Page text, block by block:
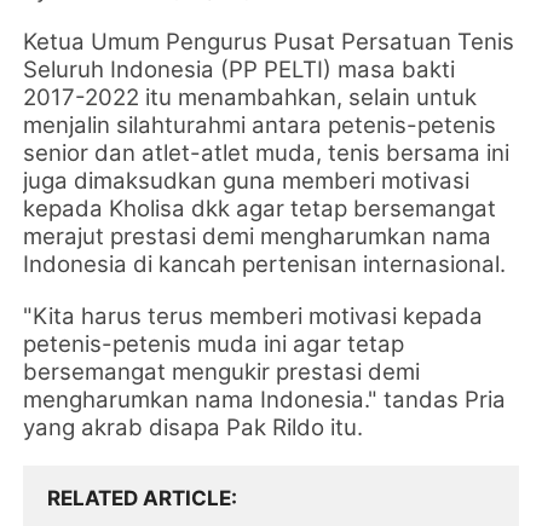
Ketua Umum Pengurus Pusat Persatuan Tenis
Seluruh Indonesia (PP PELTI) masa bakti
2017-2022 itu menambahkan, selain untuk
menjalin silahturahmi antara petenis-petenis
senior dan atlet-atlet muda, tenis bersama ini
juga dimaksudkan guna memberi motivasi
kepada Kholisa dkk agar tetap bersemangat
merajut prestasi demi mengharumkan nama
Indonesia di kancah pertenisan internasional.
"Kita harus terus memberi motivasi kepada
petenis-petenis muda ini agar tetap
bersemangat mengukir prestasi demi
mengharumkan nama Indonesia." tandas Pria
yang akrab disapa Pak Rildo itu.
RELATED ARTICLE